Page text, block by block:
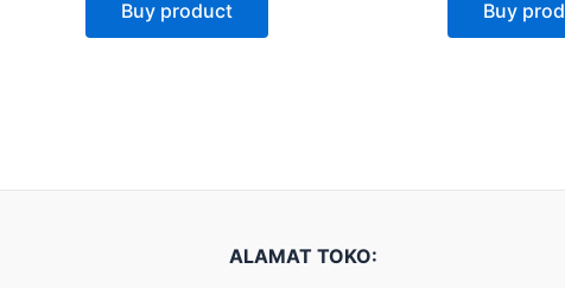
5
Buy product
5
Buy
ALAMAT TOKO: